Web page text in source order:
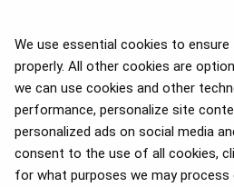
We use essential cookies to
properly. All other cookies are
we can use cookies and other
performance, personalize site
personalized ads on social media
consent to the use of all cookies,
for what purposes we may
APEX 2026 Five
Airline Award